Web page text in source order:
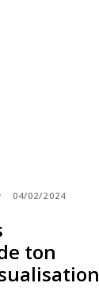
04/02/2024
ton